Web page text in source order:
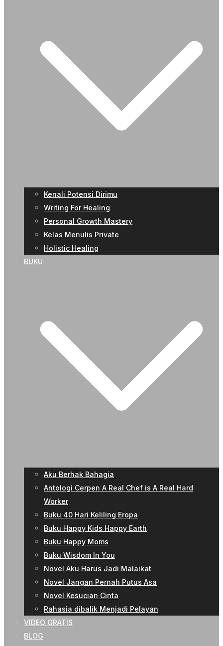
Kenali Potensi Dirimu
Writing For Healing
Personal Growth Mastery
Kelas Menulis Private
Holistic Healing
BUKU
Aku Berhak Bahagia
Antologi Cerpen A Real Chef is A Real Hard
Worker
Buku 40 Hari Keliling Eropa
Buku Happy Kids Happy Earth
Buku Happy Moms
Buku Wisdom In You
Novel Aku Harus Jadi Malaikat
Novel Jangan Pernah Putus Asa
Novel Kesucian Cinta
Rahasia dibalik Menjadi Pelayan
VIDEO GRATIS
BLOG